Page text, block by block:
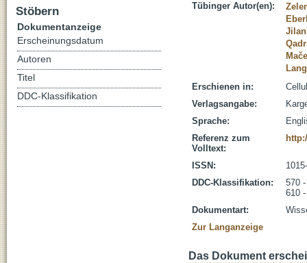
Tübinger Autor(en):
Erschienen in:
Verlagsangabe:
Sprache:
Referenz zum
Volltext:
ISSN:
DDC-Klassifikation:
570
610
Dokumentart:
Zur Langanzeige
Das Dokument
Stöbern
Dokumentanzeige
Erscheinungsdatum
Autoren
Titel
DDC-Klassifikation